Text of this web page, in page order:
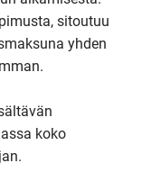
sitoutuu
yhden
koko